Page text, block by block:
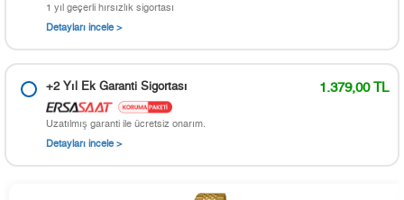
1 yıl geçerli hırsızlık sigortası
Detayları incele >
+2 Yıl Ek Garanti Sigortası 1.379,00 TL
Uzatılmış garanti ile ücretsiz onarım.
Detayları incele >